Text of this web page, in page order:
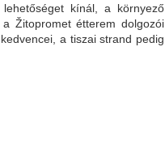
kínál, a környező
Žitopromet étterem dolgozói
a tiszai strand pedig